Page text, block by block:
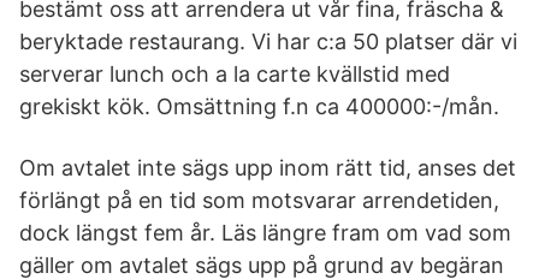
bestämt oss att arrendera ut vår fina, fräscha &
beryktade restaurang. Vi har c:a 50 platser där vi
serverar lunch och a la carte kvällstid med
grekiskt kök. Omsättning f.n ca 400000:-/mån.
Om avtalet inte sägs upp inom rätt tid, anses det
förlängt på en tid som motsvarar arrendetiden,
dock längst fem år. Läs längre fram om vad som
gäller om avtalet sägs upp på grund av begäran